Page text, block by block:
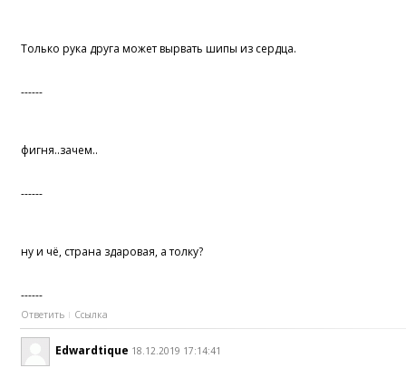
Только рука друга может вырвать шипы из сердца.
------
фигня..зачем..
------
ну и чё, страна здаровая, а толку?
------
Ответить Ссылка
Edwardtique 18.12.2019 17:14:41